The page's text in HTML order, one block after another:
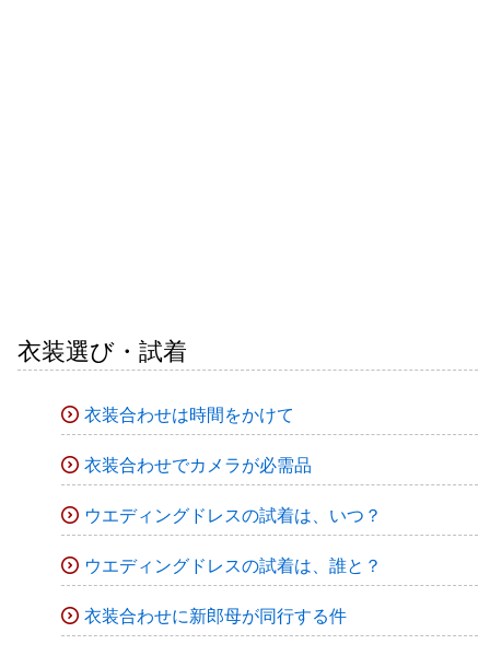
衣装選び・試着
衣装合わせは時間をかけて
衣装合わせでカメラが必需品
ウエディングドレスの試着は、いつ？
ウエディングドレスの試着は、誰と？
衣装合わせに新郎母が同行する件